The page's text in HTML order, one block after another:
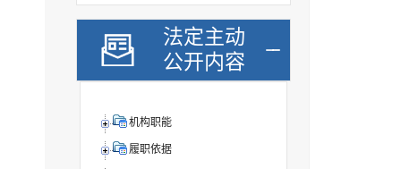
法定主动
公开内容
机构职能
履职依据